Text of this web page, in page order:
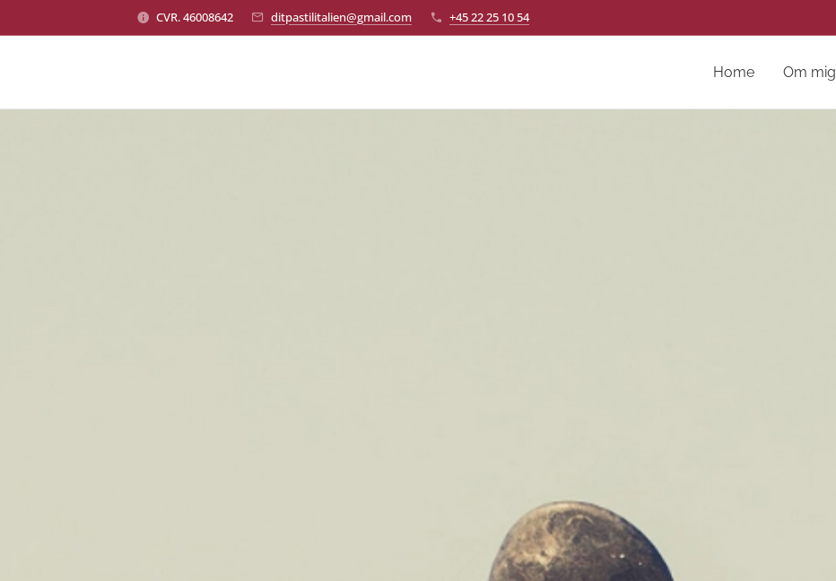
CVR. 46008642 ditpastilitalien@gmail.com +45 22 25 10 54
Home Om mig